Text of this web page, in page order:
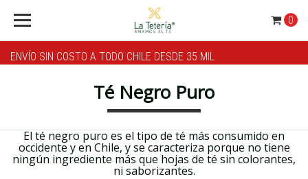
ENVÍO SIN COSTO A TODO CHILE DESDE 35 MIL
0
Té Negro Puro
El té negro puro es el tipo de té más consumido en
occidente y en Chile, y se caracteriza porque no tiene
ningún ingrediente más que hojas de té sin colorantes,
ni saborizantes.